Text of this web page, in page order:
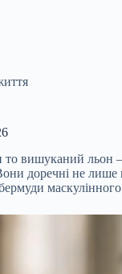
вишуканий льон
доречні не